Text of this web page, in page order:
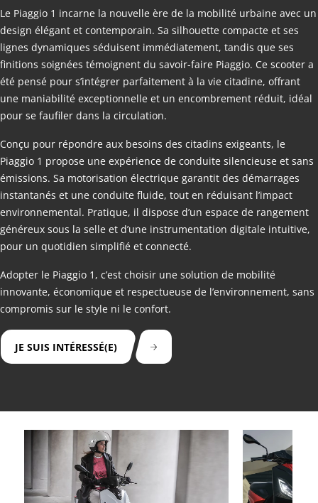
Le Piaggio 1 incarne la nouvelle ère de la mobilité urbaine avec un
design élégant et contemporain. Sa silhouette compacte et ses
lignes dynamiques séduisent immédiatement, tandis que ses
finitions soignées témoignent du savoir-faire Piaggio. Ce scooter a
été pensé pour s’intégrer parfaitement à la vie citadine, offrant
une maniabilité exceptionnelle et un encombrement réduit, idéal
pour se faufiler dans la circulation.
Conçu pour répondre aux besoins des citadins exigeants, le
Piaggio 1 propose une expérience de conduite silencieuse et sans
émissions. Sa motorisation électrique garantit des démarrages
instantanés et une conduite fluide, tout en réduisant l’impact
environnemental. Pratique, il dispose d’un espace de rangement
généreux sous la selle et d’une instrumentation digitale intuitive,
pour un quotidien simplifié et connecté.
Adopter le Piaggio 1, c’est choisir une solution de mobilité
innovante, économique et respectueuse de l’environnement, sans
compromis sur le style ni le confort.
JE SUIS INTÉRESSÉ(E)